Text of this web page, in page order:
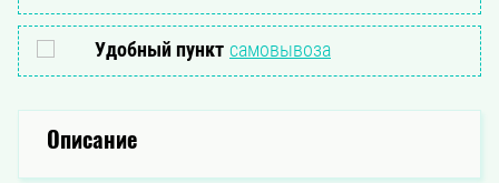
Удобный пункт самовывоза
Описание